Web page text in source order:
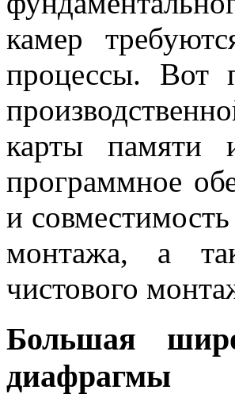
камер
процессы. Вот
карты памяти
программное
и
монтажа, а
чистового
Большая
диафрагмы